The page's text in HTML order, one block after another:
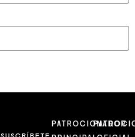
PATROCIONADOR